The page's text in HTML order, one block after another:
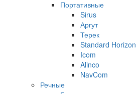
Портативные
Sirus
Аргут
Терек
Standard Horizon
Icom
Alinco
NavCom
Речные